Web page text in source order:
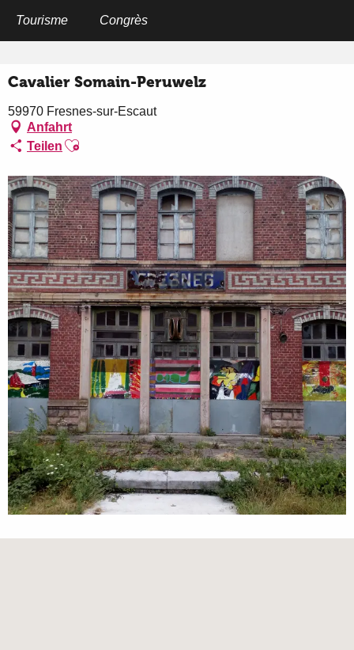
Tourisme Congrès
Cavalier Somain-Peruwelz
59970 Fresnes-sur-Escaut
Anfahrt
Teilen Ajouter aux favoris